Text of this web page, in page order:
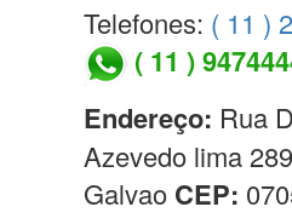
Telefones: ( 11 )
( 11 )
Endereço: Rua
Azevedo lima
Galvao CEP: